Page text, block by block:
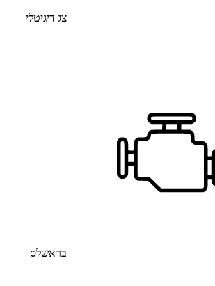
צג דיגיטלי
בראשלס